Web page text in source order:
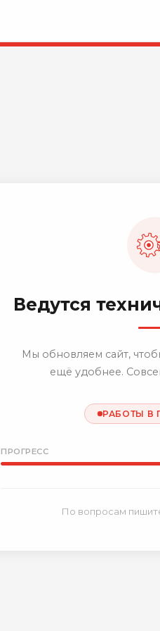
Ведутся
Мы обновляем сайт,
ещё удобнее.
РАБОТЫ В
ПРОГРЕСС
По вопросам